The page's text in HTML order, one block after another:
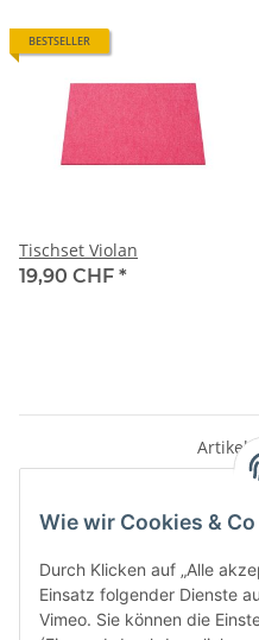
BESTSELLER
Tischset Violan
19,90 CHF *
Artikel
Kategorien
Wie wir Cookies &
Durch Klicken auf „Alle
Einsatz folgender Dienste
Vimeo. Sie können die